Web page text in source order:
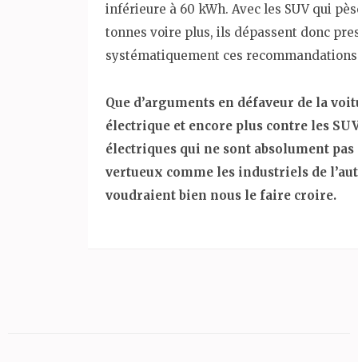
inférieure à 60 kWh. Avec les SUV qui
tonnes voire plus, ils dépassent donc
systématiquement ces
Que d’arguments en défaveur de la
électrique et encore plus contre les
électriques qui ne sont absolument pas
vertueux comme les industriels de
voudraient bien nous le faire croire.